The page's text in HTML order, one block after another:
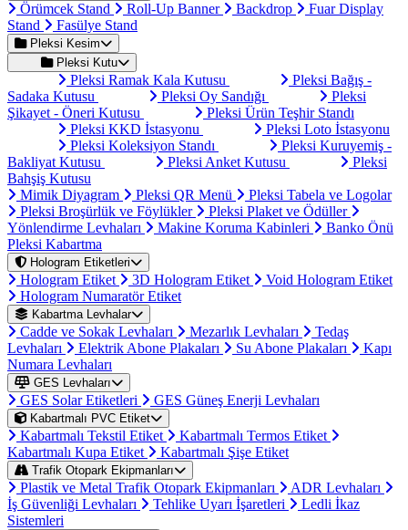
Örümcek Stand Roll-Up Banner Backdrop
Fuar Display
Stand
Fasülye Stand
Pleksi Kesim
Pleksi Kutu
Pleksi Ramak Kala Kutusu
Pleksi Bağış -
Sadaka Kutusu
Pleksi Oy Sandığı
Pleksi
Şikayet - Öneri Kutusu
Pleksi Ürün Teşhir Standı
Pleksi KKD İstasyonu
Pleksi Loto İstasyonu
Pleksi Koleksiyon Standı
Pleksi Kuruyemiş -
Bakliyat Kutusu
Pleksi Anket Kutusu
Pleksi
Bahşiş Kutusu
Mimik Diyagram
Pleksi QR Menü
Pleksi Tabela ve Logolar
Pleksi Broşürlük ve Föylükler
Pleksi Plaket ve Ödüller
Yönlendirme Levhaları
Makine Koruma Kabinleri
Banko Önü
Pleksi Kabartma
Hologram Etiketleri
Hologram Etiket 3D Hologram Etiket
Void Hologram Etiket
Hologram Numaratör Etiket
Kabartma Levhalar
Cadde ve Sokak Levhaları Mezarlık Levhaları
Tedaş
Levhaları
Elektrik Abone Plakaları Su Abone Plakaları
Kapı
Numara Levhaları
GES Levhaları
GES Solar Etiketleri GES Güneş Enerji Levhaları
Kabartmalı PVC Etiket
Kabartmalı Tekstil Etiket
Kabartmalı Termos Etiket
Kabartmalı Kupa Etiket
Kabartmalı Şişe Etiket
Trafik Otopark Ekipmanları
Plastik ve Metal Trafik Otopark Ekipmanları
ADR Levhaları
İş Güvenliği Levhaları
Tehlike Uyarı İşaretleri
Ledli İkaz
Sistemleri